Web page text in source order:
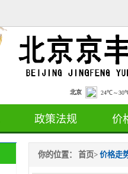
政策法规 价
你的位置： 首页> 价格走